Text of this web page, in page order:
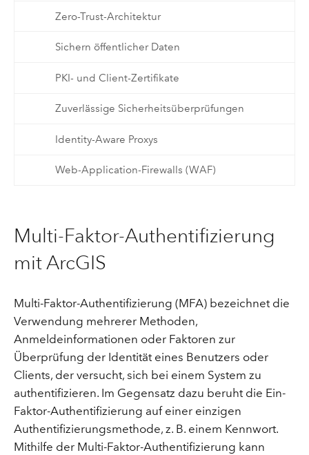
Zero-Trust-Architektur
Sichern öffentlicher Daten
PKI- und Client-Zertifikate
Zuverlässige Sicherheitsüberprüfungen
Identity-Aware Proxys
Web-Application-Firewalls (WAF)
Multi-Faktor-Authentifizierung
mit ArcGIS
Multi-Faktor-Authentifizierung (MFA) bezeichnet die
Verwendung mehrerer Methoden,
Anmeldeinformationen oder Faktoren zur
Überprüfung der Identität eines Benutzers oder
Clients, der versucht, sich bei einem System zu
authentifizieren. Im Gegensatz dazu beruht die Ein-
Faktor-Authentifizierung auf einer einzigen
Authentifizierungsmethode, z. B. einem Kennwort.
Mithilfe der Multi-Faktor-Authentifizierung kann